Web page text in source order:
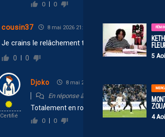
5
4
0 0
cousin37 8 mai 2026 21:44
Je crains le relâchement total !
0 0
Certifié
Djoko 8 mai 2026 23:40
En réponse à cousin37
Totalement en roue libre
0 0